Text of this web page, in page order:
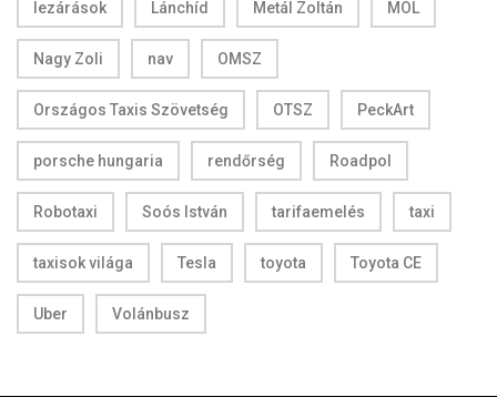
lezárások Lánchíd Metál Zoltán MOL
Nagy Zoli nav OMSZ
Országos Taxis Szövetség OTSZ PeckArt
porsche hungaria rendőrség Roadpol
Robotaxi Soós István tarifaemelés taxi
taxisok világa Tesla toyota Toyota CE
Uber Volánbusz